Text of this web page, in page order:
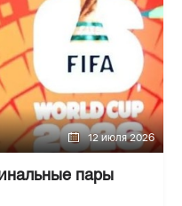
12 июля 2026
пары